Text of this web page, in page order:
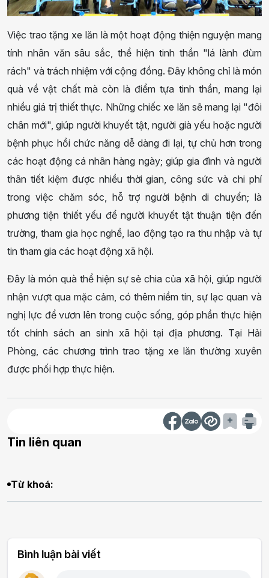
Việc trao tặng xe lăn là một hoạt động thiện nguyện mang
tính nhân văn sâu sắc, thể hiện tinh thần "lá lành đùm
rách" và trách nhiệm với cộng đồng. Đây không chỉ là món
quà về vật chất mà còn là điểm tựa tinh thần, mang lại
nhiều giá trị thiết thực. Những chiếc xe lăn sẽ mang lại "đôi
chân mới", giúp người khuyết tật, người già yếu hoặc người
bệnh phục hồi chức năng dễ dàng đi lại, tự chủ hơn trong
các hoạt động cá nhân hàng ngày; giúp gia đình và người
thân tiết kiệm được nhiều thời gian, công sức và chi phí
trong việc chăm sóc, hỗ trợ người bệnh di chuyển; là
phương tiện thiết yếu để người khuyết tật thuận tiện đến
trường, tham gia học nghề, lao động tạo ra thu nhập và tự
tin tham gia các hoạt động xã hội.
Đây là món quà thể hiện sự sẻ chia của xã hội, giúp người
nhận vượt qua mặc cảm, có thêm niềm tin, sự lạc quan và
nghị lực để vươn lên trong cuộc sống, góp phần thực hiện
tốt chính sách an sinh xã hội tại địa phương. Tại Hải
Phòng, các chương trình trao tặng xe lăn thường xuyên
được phối hợp thực hiện.
Tin liên quan
Từ khoá:
Bình luận bài viết